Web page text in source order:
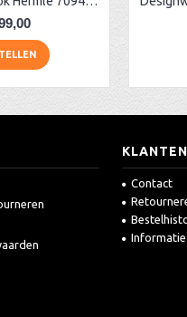
Contact